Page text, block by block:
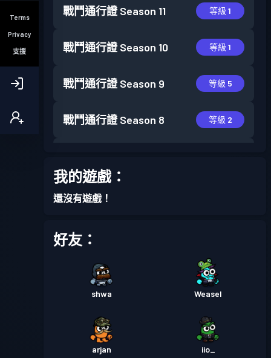
Terms
Privacy
支援
戰鬥通行證 Season 11 等級 1
戰鬥通行證 Season 10 等級 1
戰鬥通行證 Season 9 等級 5
戰鬥通行證 Season 8 等級 2
戰鬥通行證
戰鬥通行證
戰鬥通行證 等級 2
戰鬥通行證
戰鬥通行證 等級 9
我的遊戲：
還沒有遊戲！
好友：
shwa Weasel
arjan iio_